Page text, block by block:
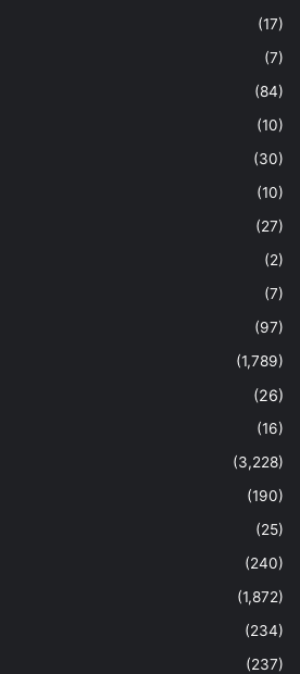
(17)
(7)
(84)
(10)
(30)
(10)
(27)
(2)
(7)
(97)
(1,789)
(26)
(16)
(3,228)
(190)
(25)
(240)
(1,872)
(234)
(237)